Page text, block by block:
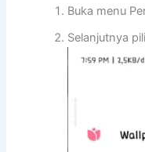
Buka menu
Selanjutnya